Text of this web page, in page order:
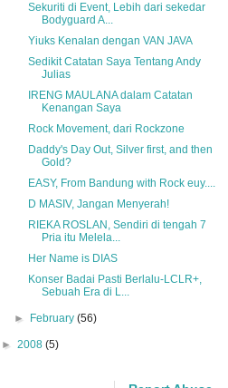
Sekuriti di Event, Lebih dari sekedar
Bodyguard A...
Yiuks Kenalan dengan VAN JAVA
Sedikit Catatan Saya Tentang Andy
Julias
IRENG MAULANA dalam Catatan
Kenangan Saya
Rock Movement, dari Rockzone
Daddy's Day Out, Silver first, and then
Gold?
EASY, From Bandung with Rock euy....
D MASIV, Jangan Menyerah!
RIEKA ROSLAN, Sendiri di tengah 7
Pria itu Melela...
Her Name is DIAS
Konser Badai Pasti Berlalu-LCLR+,
Sebuah Era di L...
► February(56)
► 2008 (5)